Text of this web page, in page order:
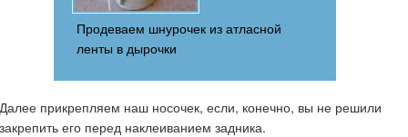
Продеваем шнурочек из атласной
ленты в дырочки
Далее прикрепляем наш носочек, если, конечно, вы не решили
закрепить его перед наклеиванием задника.